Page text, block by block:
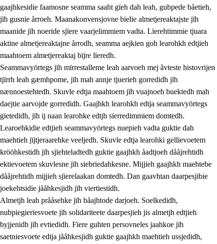
1.2 Identiteete jïh kulturellen gellievoete
1.3 Laejhtehks ussjedimmie jïh etihkeles vuajnoe
1.4
Skaepiedimmievoeteaavoe, eadtjohkevoete jïh
goerehtimmievæljoe
1.5 Eatnemem krööhkestidh jïh byjresegoerkesevoete
1.6 Demokratije jïh meatanårrome
gaajhkesidie faamosne seamma saaht gïeh dah leah, gubpede båetieh,
jïh gusnie årroeh. Maanakonvensjovne bielie almetjereaktajste jïh
maanide jïh noeride sjïere vaarjelimmiem vadta. Lïerehtimmie tjuara
aktine almetjereaktajne årrodh, seamma aejkien goh learohkh edtjieh
maahtoem almetjereaktaj bïjre lïeredh.
Seammavyörtegs jïh mïrrestalleme leah aarvoeh mej åvteste histovrijen
tjïrrh leah gæmhpome, jïh mah annje tjuerieh gorredidh jïh
nænnoestehtedh. Skuvle edtja maahtoem jïh vuajnoeh buektedh mah
daejtie aarvojde gorredidh. Gaajhkh learohkh edtja seammavyörtegs
gïetedidh, jïh ij naan learohke edtjh sïerredimmiem domtedh.
Learoehkidie edtjieh seammavyörtegs nuepieh vadta guktie dah
maehtieh jïjtjeraarehke veeljedh. Skuvle edtja learohki gellievoetem
krööhkestidh jïh sjïehteladtedh guktie gaajhkh åadtjoeh dååjrehtidh
ektievoetem skuvlesne jïh siebriedahkesne. Mijjieh gaajhkh maehtebe
dååjrehtidh mijjieh sjïerelaakan domtedh. Dan gaavhtan daarpesjibie
joekehtsidie jååhkesjidh jïh viertiestidh.
Almetjh leah prååsehke jïh båajhtode darjoeh. Soelkedidh,
nubpiegieriesvoete jïh solidariteete daarpesjieh jis almetjh edtjieh
byjjenidh jïh evtiedidh. Fïere guhten persovneles jaahkoe jïh
saetniesvoete edtja jååhkesjidh guktie gaajhkh maehtieh ussjedidh,